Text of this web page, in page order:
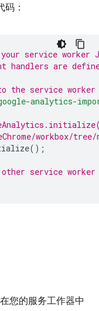
：
service worker
handlers are
service worker
analytics-
workbox/tree/
();
service worker
您的服务工作器中